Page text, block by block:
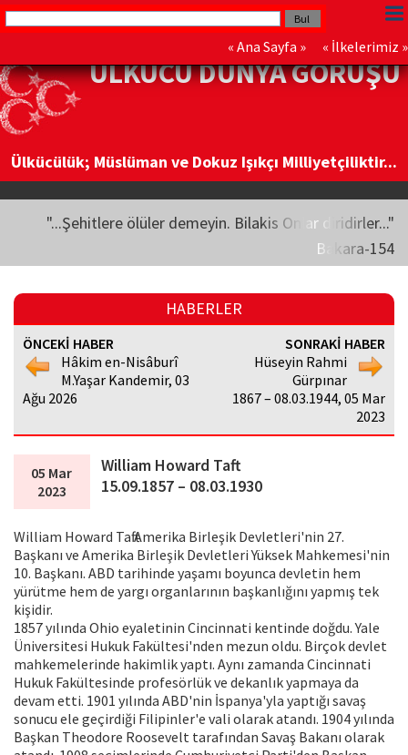
« Ana Sayfa » « İlkelerimiz »
ÜLKÜCÜ DÜNYA GÖRÜŞÜ
Ülkücülük; Müslüman ve Dokuz Işıkçı Milliyetçiliktir...
"...Şehitlere ölüler demeyin. Bilakis Onlar diridirler..."
Bakara-154
HABERLER
ÖNCEKİ HABER
Hâkim en-Nisâburî
M.Yaşar Kandemir, 03
Ağu 2026
SONRAKİ HABER
Hüseyin Rahmi
Gürpınar
1867 – 08.03.1944, 05 Mar
2023
05 Mar
2023
William Howard Taft
15.09.1857 – 08.03.1930
William Howard Taft Amerika Birleşik Devletleri'nin 27.
Başkanı ve Amerika Birleşik Devletleri Yüksek Mahkemesi'nin
10. Başkanı. ABD tarihinde yaşamı boyunca devletin hem
yürütme hem de yargı organlarının başkanlığını yapmış tek
kişidir.
1857 yılında Ohio eyaletinin Cincinnati kentinde doğdu. Yale
Üniversitesi Hukuk Fakültesi'nden mezun oldu. Birçok devlet
mahkemelerinde hakimlik yaptı. Aynı zamanda Cincinnati
Hukuk Fakültesinde profesörlük ve dekanlık yapmaya da
devam etti. 1901 yılında ABD'nin İspanya'yla yaptığı savaş
sonucu ele geçirdiği Filipinler'e vali olarak atandı. 1904 yılında
Başkan Theodore Roosevelt tarafından Savaş Bakanı olarak